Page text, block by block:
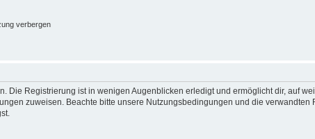
verbergen
Die Registrierung ist in wenigen Augenblicken erledigt und ermöglicht dir, auf
zuweisen. Beachte bitte unsere Nutzungsbedingungen und die verwandten